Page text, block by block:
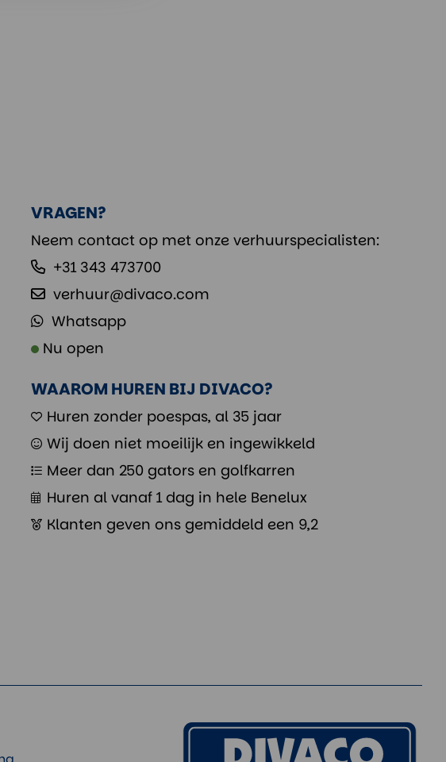
VRAGEN?
Neem contact op met onze verhuurspecialisten:
+31 343 473700
verhuur@divaco.com
Whatsapp
Nu open
WAAROM HUREN BIJ DIVACO?
Huren zonder poespas, al 35 jaar
Wij doen niet moeilijk en ingewikkeld
Meer dan 250 gators en golfkarren
Huren al vanaf 1 dag in hele Benelux
Klanten geven ons gemiddeld een 9,2